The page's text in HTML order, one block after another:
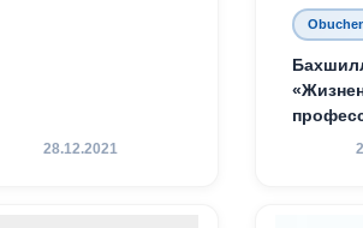
28.12.2021